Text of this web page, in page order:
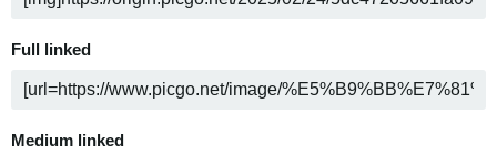
Full linked
Medium linked